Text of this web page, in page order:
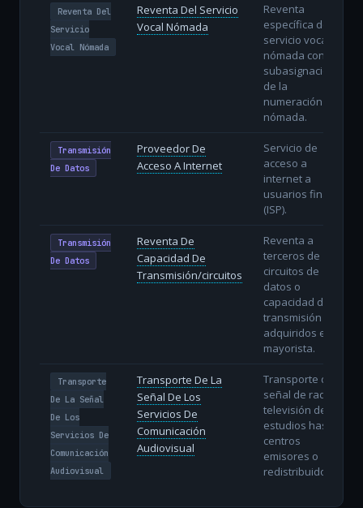
Reventa Del
Servicio
Vocal Nómada
Reventa Del Servicio
Vocal Nómada
Reventa
específica del
servicio vocal
nómada con
subasignación
de la
numeración
nómada.
Transmisión
De Datos
Proveedor De
Acceso A Internet
Servicio de
acceso a
internet a
usuarios finales
(ISP).
Transmisión
De Datos
Reventa De
Capacidad De
Transmisión/circuitos
Reventa a
terceros de
circuitos de
datos o
capacidad de
transmisión
adquiridos en
mayorista.
Transporte
De La Señal
De Los
Servicios De
Comunicación
Audiovisual
Transporte De La
Señal De Los
Servicios De
Comunicación
Audiovisual
Transporte de la
señal de radio y
televisión desde
estudios hasta
centros
emisores o
redistribuidores.